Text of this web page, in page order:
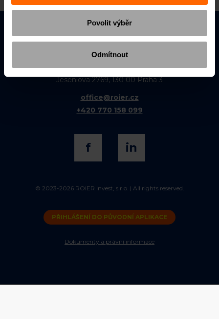
Povolit výběr
Odmítnout
ROIER Invest, s.r.o.
IČO: 17780977
VŠE xPORT Business Accelerator,
Jeseniova 2769, 130 00 Praha 3
office@roier.cz
+420 770 158 099
f in
© 2023-2026 ROIER Invest, s.r.o. | All rights reserved.
PŘIHLÁŠENÍ DO PŮVODNÍ APLIKACE
Dokumenty a právní informace